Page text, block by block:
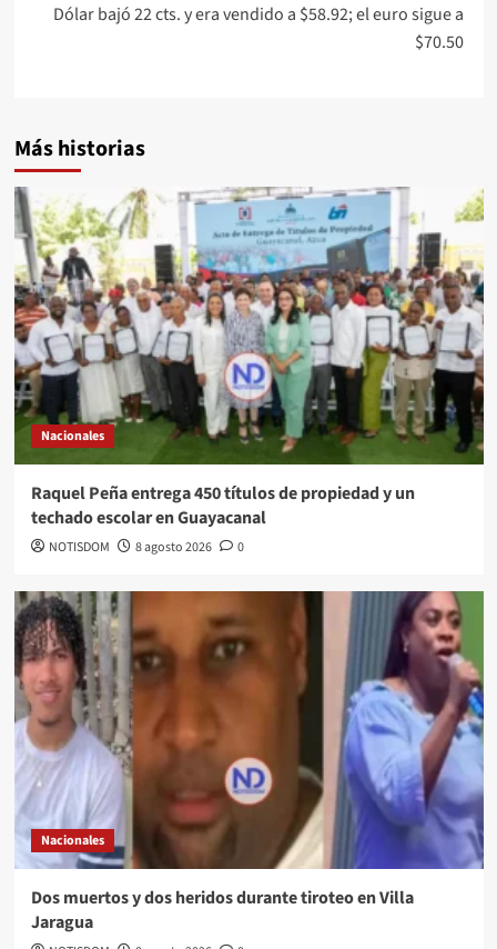
Dólar bajó 22 cts. y era vendido a $58.92; el euro sigue a
$70.50
Más historias
Nacionales
Raquel Peña entrega 450 títulos de propiedad y un
techado escolar en Guayacanal
NOTISDOM 8 agosto 2026 0
Nacionales
Dos muertos y dos heridos durante tiroteo en Villa
Jaragua